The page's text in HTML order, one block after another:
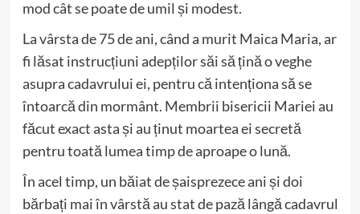
mod cât se poate de umil și modest.
La vârsta de 75 de ani, când a murit Maica Maria, ar
fi lăsat instrucțiuni adepților săi să țină o veghe
asupra cadavrului ei, pentru că intenționa să se
întoarcă din mormânt. Membrii bisericii Mariei au
făcut exact asta și au ținut moartea ei secretă
pentru toată lumea timp de aproape o lună.
În acel timp, un băiat de șaisprezece ani și doi
bărbați mai în vârstă au stat de pază lângă cadavrul